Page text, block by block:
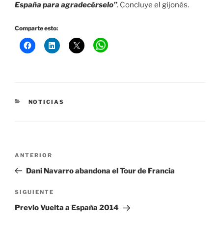
España para agradecérselo”. Concluye el gijonés.
Comparte esto:
CATEGORÍAS
NOTICIAS
entradas
Entrada
anterior:
ANTERIOR
Dani Navarro abandona el Tour de Francia
Siguiente
entrada
SIGUIENTE
Previo Vuelta a España 2014